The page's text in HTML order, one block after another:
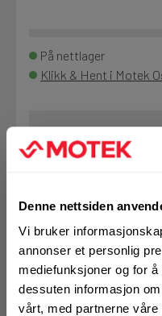
Denne nettsiden
Vi bruker
annonser et personlig
mediefunksjoner og for
dessuten informasjon
vårt, med partnerne våre
På nettlager
Klikk & Hent i Motek
Bestill demo
Art.nr. 72006304